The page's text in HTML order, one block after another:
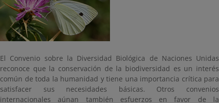
El Convenio sobre la Diversidad Biológica de Naciones Unidas
reconoce que la conservación de la biodiversidad es un interés
común de toda la humanidad y tiene una importancia crítica para
satisfacer sus necesidades básicas. Otros convenios
internacionales aúnan también esfuerzos en favor de la